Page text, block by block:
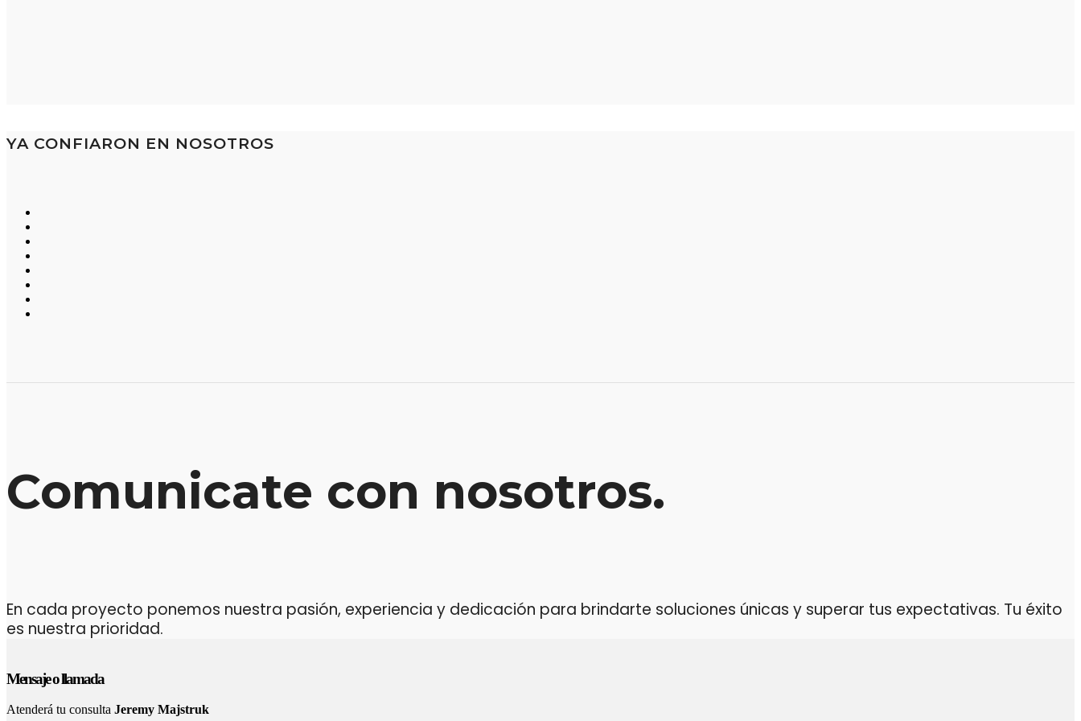
YA CONFIARON EN NOSOTROS
Comunicate con nosotros.
En cada proyecto ponemos nuestra pasión, experiencia y dedicación para brindarte soluciones únicas y superar tus expectativas. Tu éxito
es nuestra prioridad.
Mensaje o llamada
Atenderá tu consulta Jeremy Majstruk